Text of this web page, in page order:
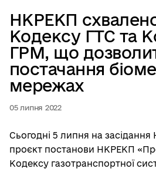
НКРЕКП
Кодексу ГТС та
ГРМ, що
постачання
мережах
05 липня 2022
Сьогодні 5 липня на
проєкт постанови НКРЕКП
Кодексу газотранспортної